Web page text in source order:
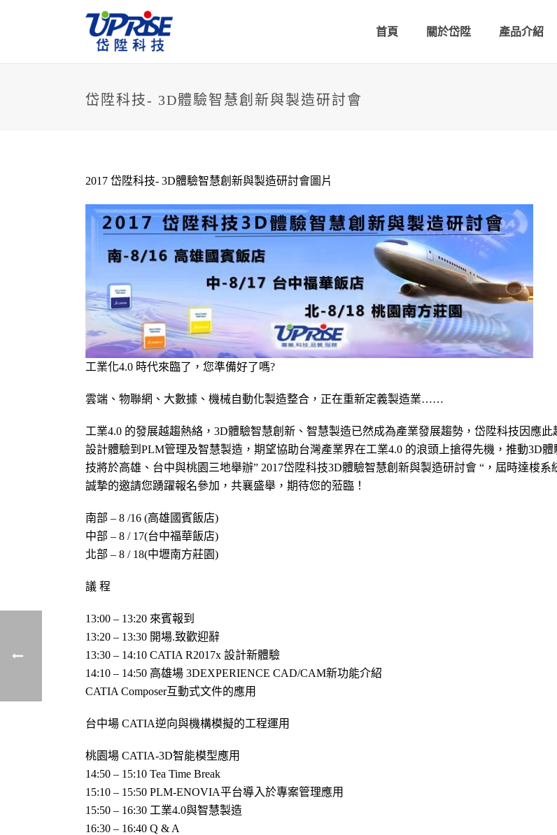
首頁 關於岱陞 產品介紹
岱陞科技- 3D體驗智慧創新與製造研討會
2017 岱陞科技- 3D體驗智慧創新與製造研討會圖片
工業化4.0 時代來臨了，您準備好了嗎?
雲端、物聯網、大數據、機械自動化製造整合，正在重新定義製造業……
工業4.0 的發展越趨熱絡，3D體驗智慧創新、智慧製造已然成為產業發展趨勢，岱陞科技因應
設計體驗到PLM管理及智慧製造，期望協助台灣產業界在工業4.0 的浪頭上搶得先機，推動3D
技將於高雄、台中與桃園三地舉辦” 2017岱陞科技3D體驗智慧創新與製造研討會 “，屆時達梭
誠摯的邀請您踴躍報名參加，共襄盛舉，期待您的蒞臨！
南部 – 8 /16 (高雄國賓飯店)
中部 – 8 / 17(台中福華飯店)
北部 – 8 / 18(中壢南方莊園)
議 程
13:00 – 13:20 來賓報到
13:20 – 13:30 開場.致歡迎辭
13:30 – 14:10 CATIA R2017x 設計新體驗
14:10 – 14:50 高雄場 3DEXPERIENCE CAD/CAM新功能介紹
CATIA Composer互動式文件的應用
台中場 CATIA逆向與機構模擬的工程運用
桃園場 CATIA-3D智能模型應用
14:50 – 15:10 Tea Time Break
15:10 – 15:50 PLM-ENOVIA平台導入於專案管理應用
15:50 – 16:30 工業4.0與智慧製造
16:30 – 16:40 Q & A